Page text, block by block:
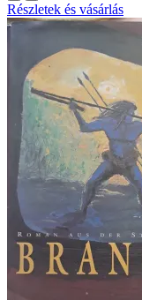
Részletek és vásárlás